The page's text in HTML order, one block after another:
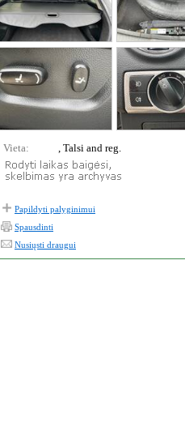
Vieta: , Talsi and reg.
Papildyti palyginimui
Spausdinti
Nusiųsti draugui